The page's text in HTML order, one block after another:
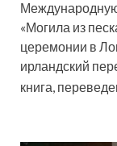
«Могила из
церемонии в
ирландский
книга,